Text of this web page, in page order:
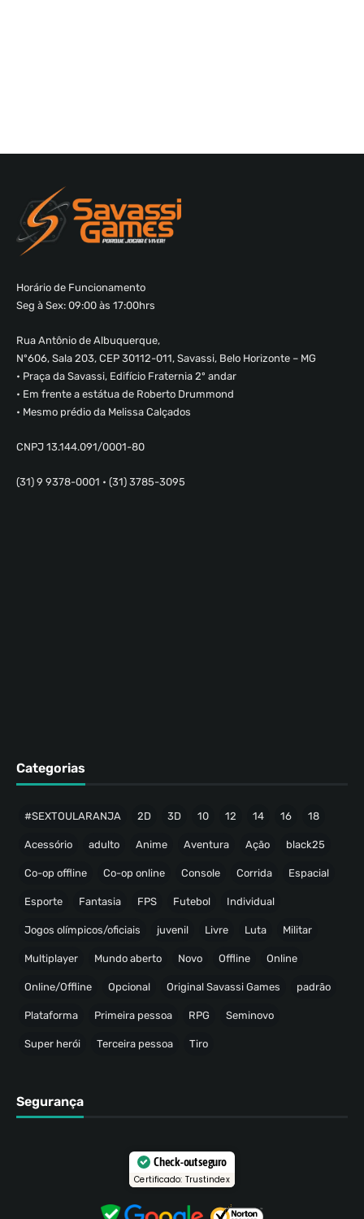
Horário de Funcionamento
Seg à Sex: 09:00 às 17:00hrs
Rua Antônio de Albuquerque,
Nº606, Sala 203, CEP 30112-011, Savassi, Belo Horizonte – MG
• Praça da Savassi, Edifício Fraternia 2º andar
• Em frente a estátua de Roberto Drummond
• Mesmo prédio da Melissa Calçados
CNPJ 13.144.091/0001-80
(31) 9 9378-0001 • (31) 3785-3095
Categorias
#SEXTOULARANJA 2D 3D 10 12 14 16 18
Acessório adulto Anime Aventura Ação black25
Co-op offline Co-op online Console Corrida Espacial
Esporte Fantasia FPS Futebol Individual
Jogos olímpicos/oficiais juvenil Livre Luta Militar
Multiplayer Mundo aberto Novo Offline Online
Online/Offline Opcional Original Savassi Games padrão
Plataforma Primeira pessoa RPG Seminovo
Super herói Terceira pessoa Tiro
Segurança
Check-out seguro
Certificado: Trustindex